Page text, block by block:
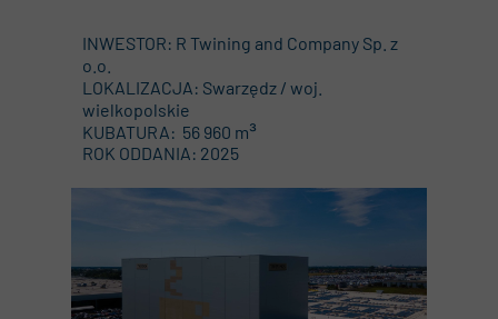
INWESTOR: R Twining and Company Sp. z
o.o.
LOKALIZACJA: Swarzędz / woj.
wielkopolskie
KUBATURA: 56 960 m³
ROK ODDANIA: 2025